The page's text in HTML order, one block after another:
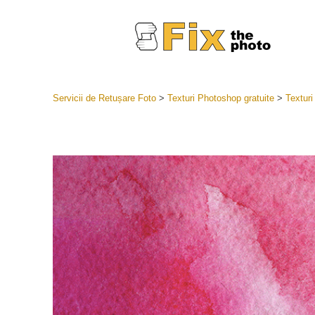
Servicii de
LR
Cea mai
Presets
Colecția
Servicii de Retușare Foto> Texturi Photoshop gratuite>